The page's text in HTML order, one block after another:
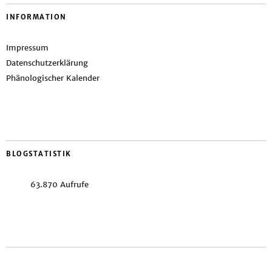
INFORMATION
Impressum
Datenschutzerklärung
Phänologischer Kalender
BLOGSTATISTIK
63.870 Aufrufe